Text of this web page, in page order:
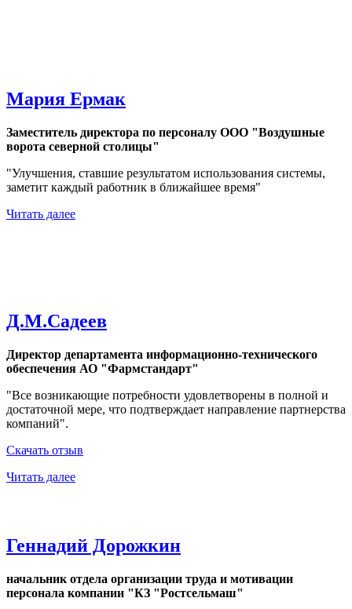
Мария Ермак
Заместитель директора по персоналу ООО "Воздушные
ворота северной столицы"
"Улучшения, ставшие результатом использования системы,
заметит каждый работник в ближайшее время"
Читать далее
Д.М.Садеев
Директор департамента информационно-технического
обеспечения АО "Фармстандарт"
"Все возникающие потребности удовлетворены в полной и
достаточной мере, что подтверждает направление партнерства
компаний".
Скачать отзыв
Читать далее
Геннадий Дорожкин
начальник отдела организации труда и мотивации
персонала компании "КЗ "Ростсельмаш"